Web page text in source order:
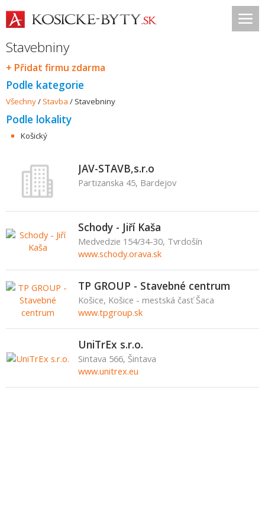
Stavebniny
+ Přidat firmu zdarma
Podle kategorie
Všechny/Stavba / Stavebniny
Podle lokality
Košický
JAV-STAVB,s.r.o
Partizanska 45, Bardejov
Schody - Jiří Kaša
Medvedzie 154/34-30, Tvrdošín
www.schody.orava.sk
TP GROUP - Stavebné centrum
Košice, Košice - mestská časť Šaca
www.tpgroup.sk
UniTrEx s.r.o.
Sintava 566, Šintava
www.unitrex.eu